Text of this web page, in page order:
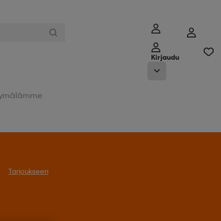
Kirjaudu
Tarjoukseen